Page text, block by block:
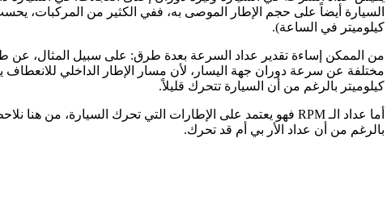
كيلوميتر في الساعة).
من الممكن إساءة تقدير عداد السرعة بعدة طرق: على سبيل المثال،
مختلفة عن سرعة دوران جهة اليسار، لأن مسار الإطار الداخلي للانعطاف
كيلوميتر بالرغم من أن السيارة تتحرك قليلاً.
بالرغم من أن عداد الأر بي أم قد تحرك.